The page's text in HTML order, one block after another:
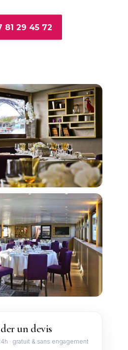
81 29 45 72
un devis
· gratuit & sans engagement